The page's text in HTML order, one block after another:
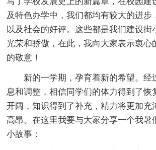
及特色办学中，我们都均有较大的进步
以及社会的好评。这些都是我们建设街
光荣和骄傲，在此，我向大家表示衷心
的敬意！
新的一学期，孕育着新的希望。经
息和调整，相信同学们的体力得到了恢
开阔，知识得到了补充，精力将更加充
高昂。在这里我要与大家分享一个我暑
小故事：